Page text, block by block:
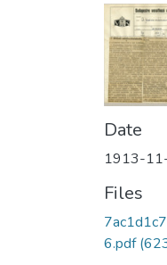
Date
1913-
Files
6.pdf